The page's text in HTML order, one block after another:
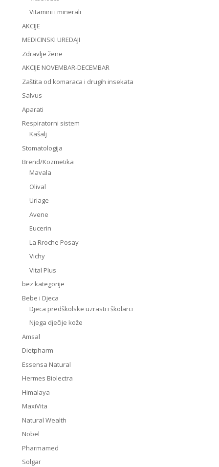
Vitamini i minerali
AKCIJE
MEDICINSKI UREDAJI
Zdravlje žene
AKCIJE NOVEMBAR-DECEMBAR
Zaštita od komaraca i drugih insekata
Salvus
Aparati
Respiratorni sistem
Kašalj
Stomatologija
Brend/Kozmetika
Mavala
Olival
Uriage
Avene
Eucerin
La Rroche Posay
Vichy
Vital Plus
bez kategorije
Bebe i Djeca
Djeca predškolske uzrasti i školarci
Njega dječije kože
Amsal
Dietpharm
Essensa Natural
Hermes Biolectra
Himalaya
MaxiVita
Natural Wealth
Nobel
Pharmamed
Solgar